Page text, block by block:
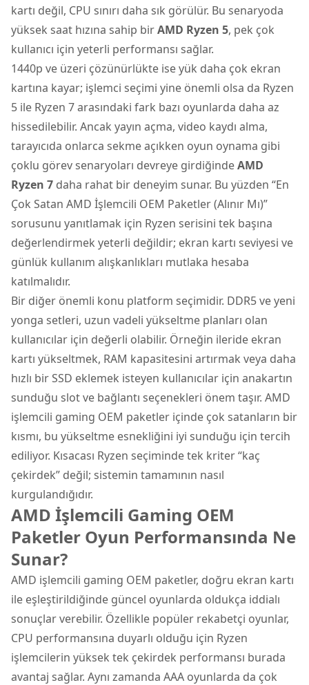
kartı değil, CPU sınırı daha sık görülür. Bu senaryoda
yüksek saat hızına sahip birAMD Ryzen 5, pek çok
kullanıcı için yeterli performansı sağlar.
1440p ve üzeri çözünürlükte ise yük daha çok ekran
kartına kayar; işlemci seçimi yine önemli olsa da Ryzen
5 ile Ryzen 7 arasındaki fark bazı oyunlarda daha az
hissedilebilir. Ancak yayın açma, video kaydı alma,
tarayıcıda onlarca sekme açıkken oyun oynama gibi
çoklu görev senaryoları devreye girdiğindeAMD
Ryzen 7 daha rahat bir deneyim sunar. Bu yüzden “En
Çok Satan AMD İşlemcili OEM Paketler (Alınır Mı)”
sorusunu yanıtlamak için Ryzen serisini tek başına
değerlendirmek yeterli değildir; ekran kartı seviyesi ve
günlük kullanım alışkanlıkları mutlaka hesaba
katılmalıdır.
Bir diğer önemli konu platform seçimidir. DDR5 ve yeni
yonga setleri, uzun vadeli yükseltme planları olan
kullanıcılar için değerli olabilir. Örneğin ileride ekran
kartı yükseltmek, RAM kapasitesini artırmak veya daha
hızlı bir SSD eklemek isteyen kullanıcılar için anakartın
sunduğu slot ve bağlantı seçenekleri önem taşır. AMD
işlemcili gaming OEM paketler içinde çok satanların bir
kısmı, bu yükseltme esnekliğini iyi sunduğu için tercih
ediliyor. Kısacası Ryzen seçiminde tek kriter “kaç
çekirdek” değil; sistemin tamamının nasıl
kurgulandığıdır.
AMD İşlemcili Gaming OEM
Paketler Oyun Performansında Ne
Sunar?
AMD işlemcili gaming OEM paketler, doğru ekran kartı
ile eşleştirildiğinde güncel oyunlarda oldukça iddialı
sonuçlar verebilir. Özellikle popüler rekabetçi oyunlar,
CPU performansına duyarlı olduğu için Ryzen
işlemcilerin yüksek tek çekirdek performansı burada
avantaj sağlar. Aynı zamanda AAA oyunlarda da çok